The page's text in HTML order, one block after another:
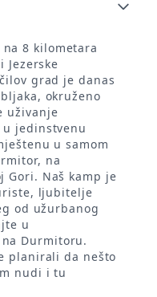
8 kilometara
Jezerske
grad je danas
okruženo
uživanje
jedinstvenu
u samom
na
Gori. Naš kamp je
ljubitelje
od užurbanog
u
Durmitoru.
planirali da nešto
nudi i tu